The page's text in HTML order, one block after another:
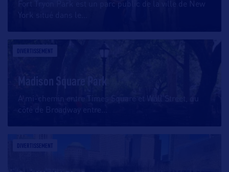
Fort Tryon Park est un parc public de la ville de New
DIVERTISSEMENT
Madison Square Park
A mi-chemin entre Times Square et Wall Street, du
côté de Broadway entre
DIVERTISSEMENT